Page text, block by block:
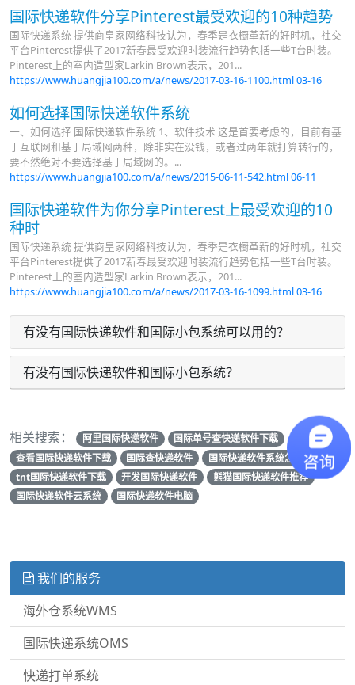
国际快递软件分享Pinterest最受欢迎的10种趋势
国际快递系统 提供商皇家网络科技认为，春季是衣橱革新的好时机，社交
平台Pinterest提供了2017新春最受欢迎时装流行趋势包括一些T台时装。
Pinterest上的室内造型家Larkin Brown表示，201...
https://www.huangjia100.com/a/news/2017-03-16-1100.html03-16
如何选择国际快递软件系统
一、如何选择 国际快递软件系统 1、软件技术 这是首要考虑的，目前有基
于互联网和基于局域网两种，除非实在没钱，或者过两年就打算转行的，
要不然绝对不要选择基于局域网的。...
https://www.huangjia100.com/a/news/2015-06-11-542.html06-11
国际快递软件为你分享Pinterest上最受欢迎的10
种时
国际快递系统 提供商皇家网络科技认为，春季是衣橱革新的好时机，社交
平台Pinterest提供了2017新春最受欢迎时装流行趋势包括一些T台时装。
Pinterest上的室内造型家Larkin Brown表示，201...
https://www.huangjia100.com/a/news/2017-03-16-1099.html03-16
有没有国际快递软件和国际小包系统可以用的？
有没有国际快递软件和国际小包系统？
相关搜索： 阿里国际快递软件
国际单号查快递软件下载
查看国际快递软件下载
国际查快递软件
国际快递软件系统怎么样
tnt国际快递软件下载
开发国际快递软件
熊猫国际快递软件推荐
国际快递软件云系统
国际快递软件电脑
我们的服务
海外仓系统WMS
国际快递系统OMS
快递打单系统